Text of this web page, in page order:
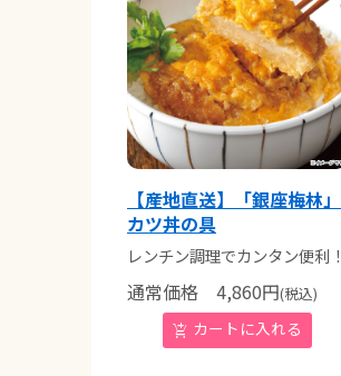
【産地直送】「銀座梅林」
カツ丼の具
レンチン調理でカンタン便利！
通常価格 4,860円(税込)